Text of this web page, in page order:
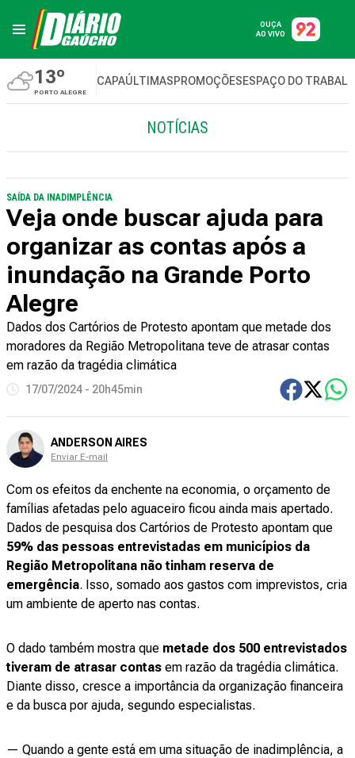
OUÇA
AO VIVO
13º
PORTO ALEGRE
CAPAÚLTIMASPROMOÇÕESESPAÇO DO
NOTÍCIAS
SAÍDA DA INADIMPLÊNCIA
Veja onde buscar ajuda para
organizar as contas após a
inundação na Grande Porto
Alegre
Dados dos Cartórios de Protesto apontam que metade dos
moradores da Região Metropolitana teve de atrasar contas
em razão da tragédia climática
17/07/2024 - 20h45min
ANDERSON AIRES
Enviar E-mail
Com os efeitos da enchente na economia, o orçamento de
famílias afetadas pelo aguaceiro ficou ainda mais apertado.
Dados de pesquisa dos Cartórios de Protesto apontam que
59% das pessoas entrevistadas em municípios da
Região Metropolitana não tinham reserva de
emergência. Isso, somado aos gastos com imprevistos, cria
um ambiente de aperto nas contas.
O dado também mostra que metade dos 500 entrevistados
tiveram de atrasar contas em razão da tragédia climática.
Diante disso, cresce a importância da organização financeira
e da busca por ajuda, segundo especialistas.
— Quando a gente está em uma situação de inadimplência, a